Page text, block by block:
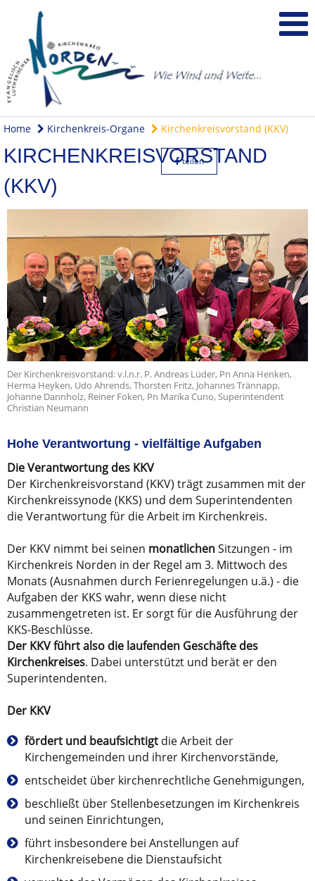
Home Kirchenkreis-Organe Kirchenkreisvorstand (KKV)
KIRCHENKREISVORSTAND
(KKV)
teilen
Der Kirchenkreisvorstand: v.l.n.r. P. Andreas Lüder, Pn Anna Henken,
Herma Heyken, Udo Ahrends, Thorsten Fritz, Johannes Trännapp,
Johanne Dannholz, Reiner Foken, Pn Marika Cuno, Superintendent
Christian Neumann
Hohe Verantwortung - vielfältige Aufgaben
Die Verantwortung des KKV
Der Kirchenkreisvorstand (KKV) trägt zusammen mit der
Kirchenkreissynode (KKS) und dem Superintendenten
die Verantwortung für die Arbeit im Kirchenkreis.
Der KKV nimmt bei seinen monatlichenSitzungen - im
Kirchenkreis Norden in der Regel am 3. Mittwoch des
Monats (Ausnahmen durch Ferienregelungen u.ä.) - die
Aufgaben der KKS wahr, wenn diese nicht
zusammengetreten ist. Er sorgt für die Ausführung der
KKS-Beschlüsse.
Der KKV führt also die laufenden Geschäfte des
Kirchenkreises. Dabei unterstützt und berät er den
Superintendenten.
Der KKV
fördert und beaufsichtigt die Arbeit der
Kirchengemeinden und ihrer Kirchenvorstände,
entscheidet über kirchenrechtliche Genehmigungen,
beschließt über Stellenbesetzungen im Kirchenkreis
und seinen Einrichtungen,
führt insbesondere bei Anstellungen auf
Kirchenkreisebene die Dienstaufsicht